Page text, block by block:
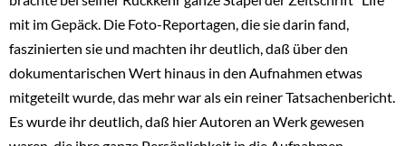
mit im Gepäck. Die Foto-Reportagen, die sie darin fand,
faszinierten sie und machten ihr deutlich, daß über den
dokumentarischen Wert hinaus in den Aufnahmen etwas
mitgeteilt wurde, das mehr war als ein reiner Tatsachenbericht.
Es wurde ihr deutlich, daß hier Autoren an Werk gewesen